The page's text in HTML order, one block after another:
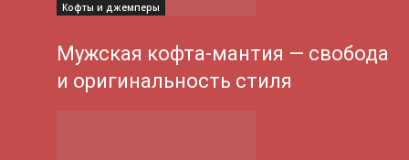
Кофты и джемперы
Мужская кофта-мантия — свобода
и оригинальность стиля